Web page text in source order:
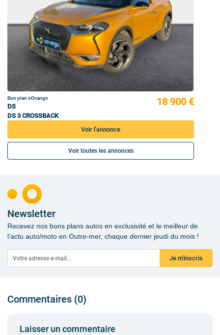
Bon plan oOvango
DS
DS 3 CROSSBACK
18 900 €
Voir l'annonce
Voir toutes les annonces
Newsletter
Recevez nos bons plans autos en exclusivité et le meilleur de
l’actu auto/moto en Outre-mer, chaque dernier jeudi du mois !
Je m'inscris
Commentaires (0)
Laisser un commentaire